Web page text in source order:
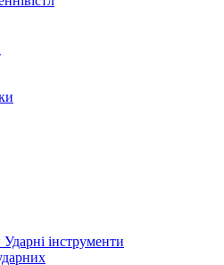
Ударні інструменти